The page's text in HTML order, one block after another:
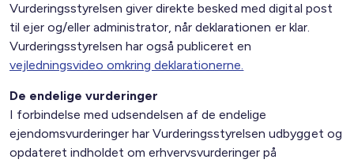
Vurderingsstyrelsen giver direkte besked med digital post
til ejer og/eller administrator, når deklarationen er klar.
Vurderingsstyrelsen har også publiceret en
vejledningsvideo omkring deklarationerne.
De endelige vurderinger
I forbindelse med udsendelsen af de endelige
ejendomsvurderinger har Vurderingsstyrelsen udbygget og
opdateret indholdet om erhvervsvurderinger på